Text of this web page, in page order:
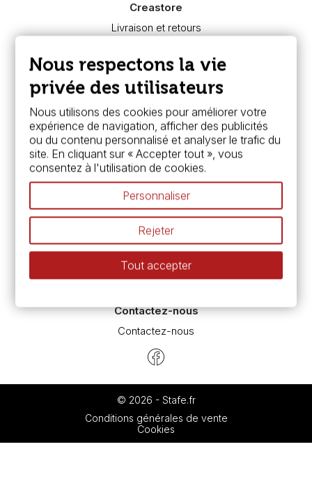
Creastore
Livraison et retours
Paiement sécurisé
FAQ
Boutique à Angers
Services
Carte fidélité & avantages
Chèque cadeau, bon cadeaux
Devis & bon de commande
Pass culture - mode d'emploi
Nos promotions en cours
Espace conseils
L’aquarelle en tubes ou en godets ?
Le vocabulaire technique de l’aquarelle
Différence entre peinture Fine et Extra-fine
Préparer une toile pour peinture à l'huile et acrylique
Contactez-nous
Contactez-nous
© 2026 - Stafe.fr
Conditions générales de vente
Cookies
Nous respectons la vie
privée des utilisateurs
Nous utilisons des cookies pour améliorer votre
expérience de navigation, afficher des publicités
ou du contenu personnalisé et analyser le trafic du
site. En cliquant sur « Accepter tout », vous
consentez à l'utilisation de cookies.
Personnaliser
Rejeter
Tout accepter